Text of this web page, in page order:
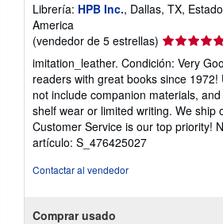
Librería: HPB Inc., Dallas, TX,
America
(vendedor de 5 estrellas) Calificación
del
vendedor:
5
de
5
estrellas
imitation_leather. Condición: Very
readers with great books since 1972!
not include companion materials,
shelf wear or limited writing. We ship
Customer Service is our top priority!
artículo: S_476425027
Contactar al vendedor
Comprar usado